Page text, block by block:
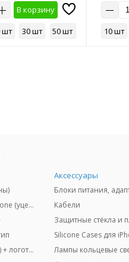
В корзину
шт 30 шт 50 шт
10 шт
(%) Дисплеи для iPhone (уценка)
Задние крышки (CE) + логотип
Аксессуары
Блоки питания,
Кабели
Защитные стёкла и
Silicone Cases для